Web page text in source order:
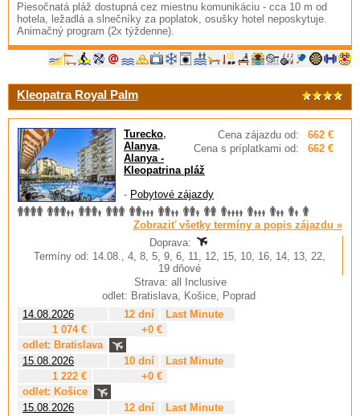
Piesočnatá pláž dostupná cez miestnu komunikáciu - cca 10 m od
hotela, ležadlá a slnečníky za poplatok, osušky hotel neposkytuje.
Animačný program (2x týždenne).
Kleopatra Royal Palm
Cena zájazdu od:
662 €
Cena s príplatkami od:
662 €
Turecko,
Alanya,
Alanya -
Kleopatrina pláž
- Pobytové zájazdy
Zobraziť všetky termíny a popis zájazdu »
Doprava:
Termíny od: 14.08., 4, 8, 5, 9, 6, 11, 12, 15, 10, 16, 14, 13, 22,
19 dňové
Strava: all Inclusive
odlet: Bratislava, Košice, Poprad
14.08.2026
12 dní
Last Minute
1 074 €
+0 €
odlet: Bratislava
15.08.2026
10 dní
Last Minute
1 222 €
+0 €
odlet: Košice
15.08.2026
12 dní
Last Minute